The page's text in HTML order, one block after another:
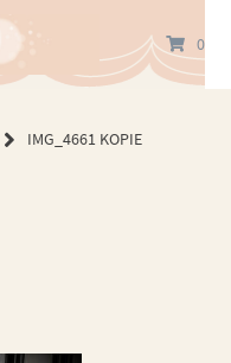
0
IMG_4661 KOPIE